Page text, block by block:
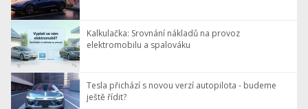
Kalkulačka: Srovnání nákladů na provoz
elektromobilu a spalováku
Tesla přichází s novou verzí autopilota - budeme
ještě řídit?